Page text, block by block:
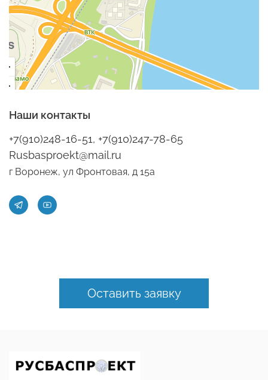
Наши контакты
+7(910)248-16-51, +7(910)247-78-65
Rusbasproekt@mail.ru
г Воронеж, ул Фронтовая, д 15а
Оставить заявку